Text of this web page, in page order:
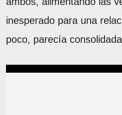
inesperado para una
poco, parecía